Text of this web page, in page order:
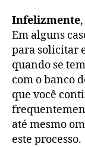
Infelizmente
Em alguns
para solicitar
quando se
com o banco
que você
até mesmo
este processo.